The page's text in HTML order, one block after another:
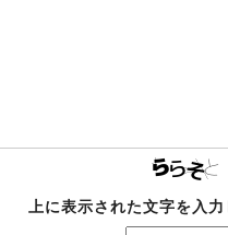
上に表示された文字を入力